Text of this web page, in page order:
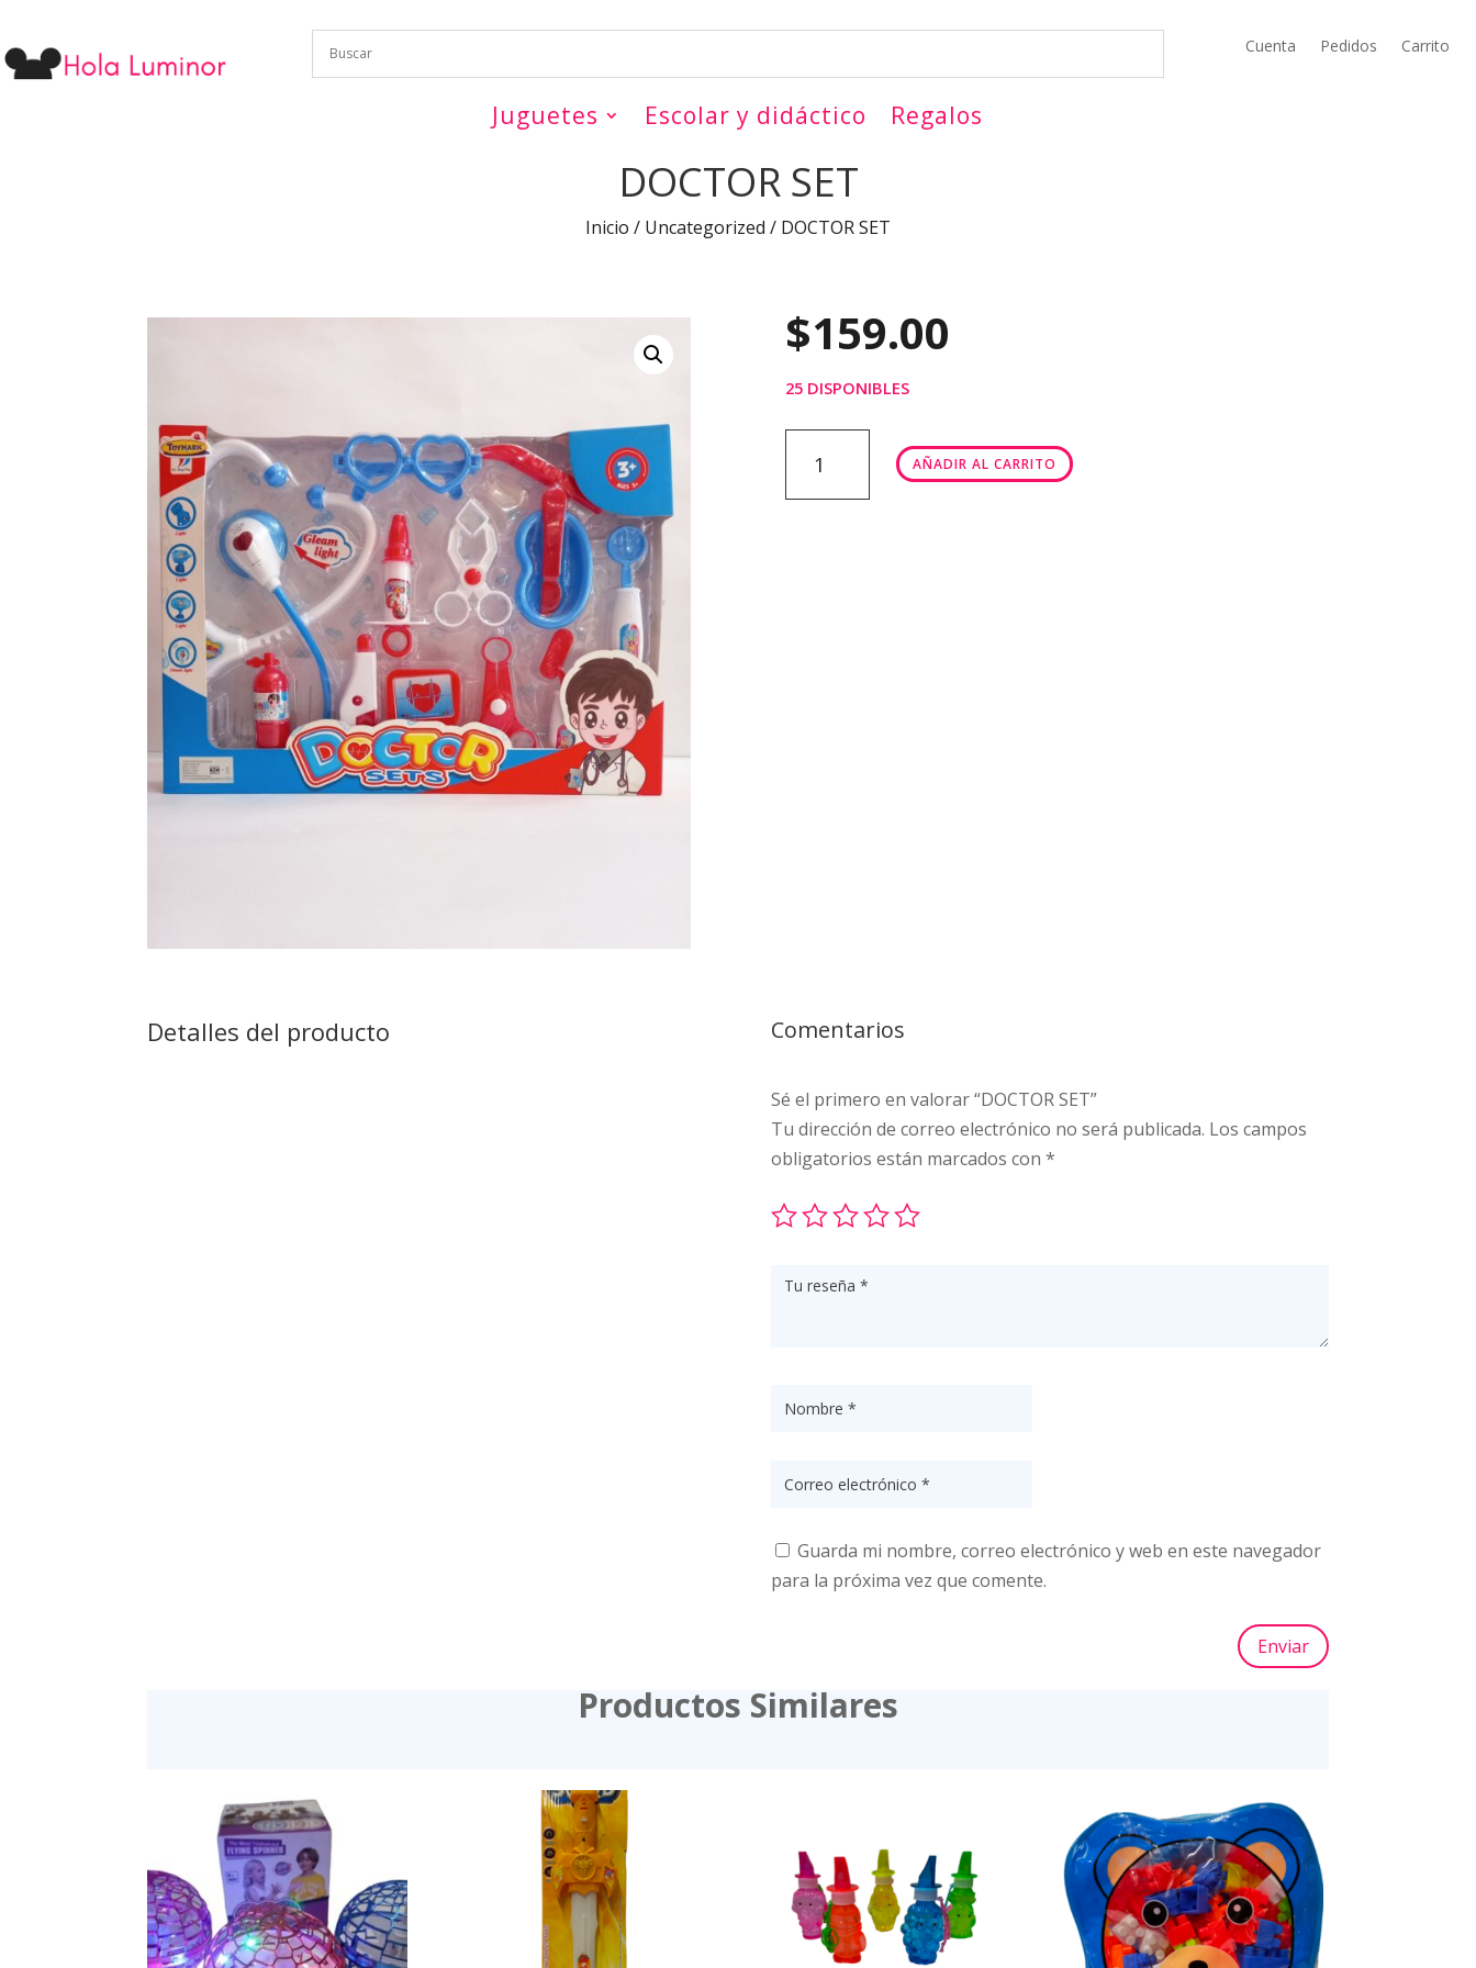
Juguetes Escolar y didáctico Regalos
Cuenta Pedidos Carrito
DOCTOR SET
Inicio / Uncategorized / DOCTOR SET
$159.00
25 DISPONIBLES
cantidad
AÑADIR AL CARRITO
Detalles del producto Comentarios
Sé el primero en valorar “DOCTOR SET”
Tu dirección de correo electrónico no será publicada. Los campos
obligatorios están marcados con *
Guarda mi nombre, correo electrónico y web en este navegador
para la próxima vez que comente.
Enviar
Productos Similares